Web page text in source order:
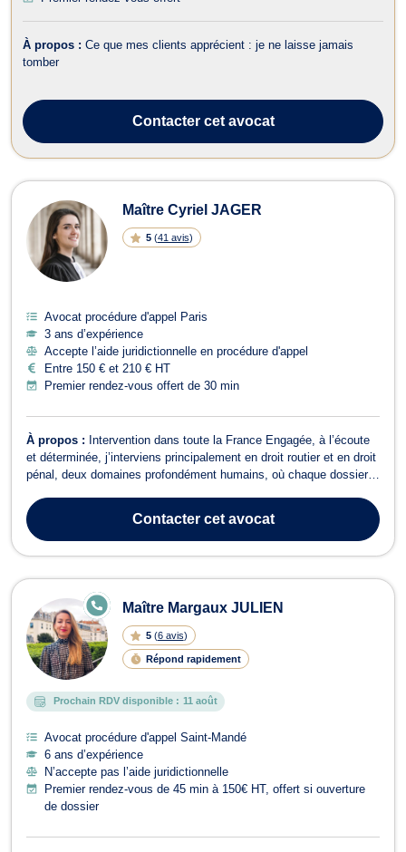
À propos : Ce que mes clients apprécient : je ne laisse jamais
tomber
Contactercet avocat
Maître Cyriel JAGER
5 (41 avis)
Avocat procédure d'appel Paris
3 ans d’expérience
Accepte l’aide juridictionnelle en procédure d'appel
Entre 150 € et 210 € HT
Premier rendez-vous offert de 30 min
À propos : Intervention dans toute la France Engagée, à l’écoute
et déterminée, j’interviens principalement en droit routier et en droit
pénal, deux domaines profondément humains, où chaque dossier
l’incompréhension. En droit routier, je suis aux côtés des
conducteurs...
Contactercet avocat
Maître Margaux JULIEN
5 (6 avis)
Répond rapidement
E
N
LI
G
N
E
Prochain RDV disponible : 11 août
Avocat procédure d'appel Saint-Mandé
6 ans d’expérience
N’accepte pas l’aide juridictionnelle
Premier rendez-vous de 45 min à 150€ HT, offert si ouverture
de dossier